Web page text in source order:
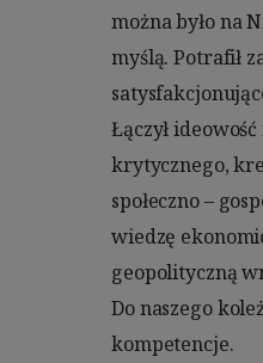
można było na
myślą. Potrafił
Łączył
krytycznego,
społeczno –
wiedzę
geopolityczną
Do naszego
kompetencje.
Spotykaliśmy
długie i
gospodarce, życiu
Andrzej był
kompetencji i
spotkań miał
Nigdy byśmy nie przypuszczali, że
Będzie nam Andrzeja bardzo brakowało, nic i nikt Go nie zastąpi.